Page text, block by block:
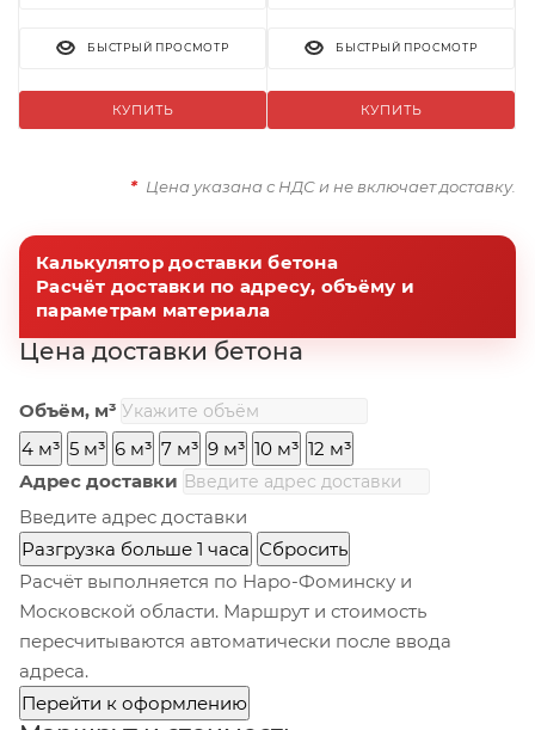
КУПИТЬ
БЫСТРЫЙ ПРОСМОТР
КУПИТЬ
БЫСТРЫЙ ПРОСМОТР
* Цена указана с НДС и не включает доставку.
Калькулятор доставки бетона
Расчёт доставки по адресу, объёму и
параметрам материала
Цена доставки бетона
Объём, м³
4 м³ 5 м³ 6 м³ 7 м³ 9 м³ 10 м³ 12 м³
Адрес доставки
Введите адрес доставки
Разгрузка больше 1 часа Сбросить
Расчёт выполняется по Наро-Фоминску и
Московской области. Маршрут и стоимость
пересчитываются автоматически после ввода
адреса.
Перейти к оформлению